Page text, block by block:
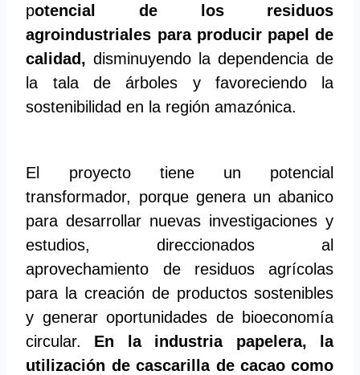
potencial de los residuos
agroindustriales para producir papel de
calidad, disminuyendo la dependencia de
la tala de árboles y favoreciendo la
sostenibilidad en la región amazónica.
El proyecto tiene un potencial
transformador, porque genera un abanico
para desarrollar nuevas investigaciones y
estudios, direccionados al
aprovechamiento de residuos agrícolas
para la creación de productos sostenibles
y generar oportunidades de bioeconomía
circular. En la industria papelera, la
utilización de cascarilla de cacao como